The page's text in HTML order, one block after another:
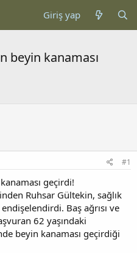
Giriş yap
beyin kanaması
#1
geçirdi!
Ruhsar Gültekin, sağlık
Baş ağrısı ve
62 yaşındaki
beyin kanaması geçirdiği